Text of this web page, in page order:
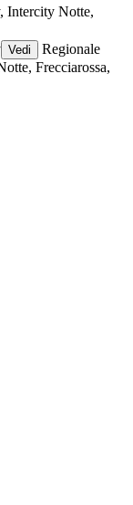
Intercity Notte,
Vedi
Regionale
Frecciarossa,